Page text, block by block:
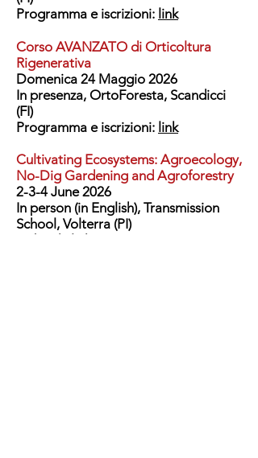
Programma e iscrizioni: link
Corso AVANZATO di Orticoltura
Rigenerativa
Domenica 24 Maggio 2026
In presenza, OrtoForesta, Scandicci
(FI)
Programma e iscrizioni: link
Cultivating Ecosystems: Agroecology,
No-Dig Gardening and Agroforestry
2-3-4 June 2026
In person (in English), Transmission
School, Volterra (PI)